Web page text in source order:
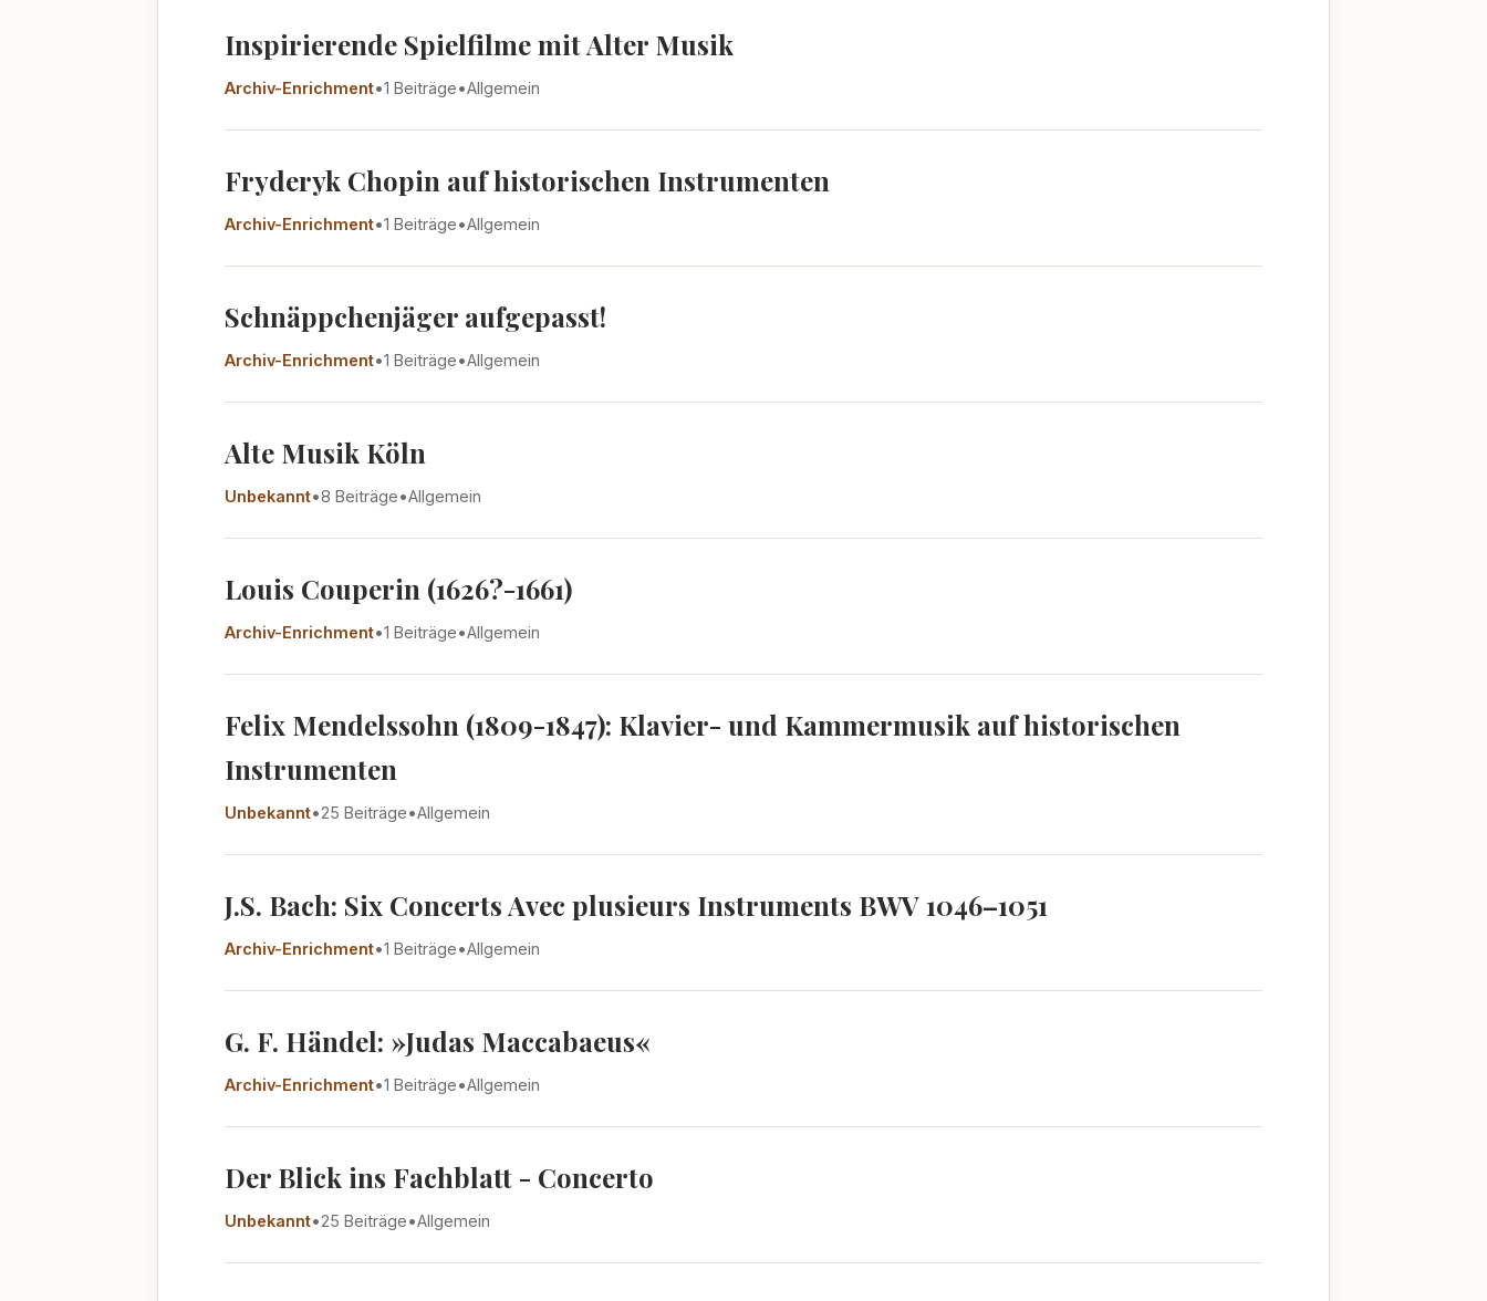
Inspirierende Spielfilme mit Alter Musik
Archiv-Enrichment•1 Beiträge•Allgemein
Fryderyk Chopin auf historischen Instrumenten
Archiv-Enrichment•1 Beiträge•Allgemein
Schnäppchenjäger aufgepasst!
Archiv-Enrichment•1 Beiträge•Allgemein
Alte Musik Köln
Unbekannt•8 Beiträge•Allgemein
Louis Couperin (1626?-1661)
Archiv-Enrichment•1 Beiträge•Allgemein
Felix Mendelssohn (1809-1847): Klavier- und Kammermusik auf historischen
Instrumenten
Unbekannt•25 Beiträge•Allgemein
J.S. Bach: Six Concerts Avec plusieurs Instruments BWV 1046–1051
Archiv-Enrichment•1 Beiträge•Allgemein
G. F. Händel: »Judas Maccabaeus«
Archiv-Enrichment•1 Beiträge•Allgemein
Der Blick ins Fachblatt - Concerto
Unbekannt•25 Beiträge•Allgemein